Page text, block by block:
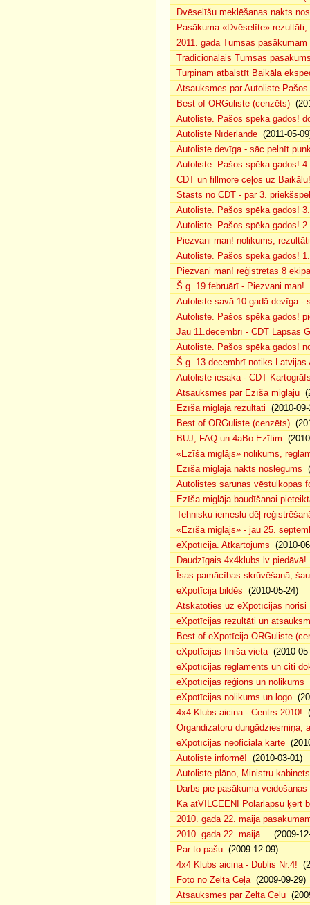
Dvēselīšu meklēšanas nakts
Pasākuma «Dvēselīte»
2011. gada Tumsas
Tradicionālais Tumsas
Turpinam atbalstīt Baikāla
Atsauksmes par
Best of ORGuliste (cenzēts)
Autoliste. Pašos spēka gados!
Autoliste Nīderlandē (2011-05-
Autoliste devīga - sāc pelnīt
Autoliste. Pašos spēka gados!
CDT un fillmore ceļos uz Baikālu!
Stāsts no CDT - par 3.
Autoliste. Pašos spēka gados!
Autoliste. Pašos spēka gados!
Piezvani man! nolikums,
Autoliste. Pašos spēka gados!
Piezvani man! reģistrētas 8
Š.g. 19.februārī - Piezvani man!
Autoliste savā 10.gadā devīga -
Autoliste. Pašos spēka gados!
Jau 11.decembrī - CDT Lapsas
Autoliste. Pašos spēka gados!
Š.g. 13.decembrī notiks Latvijas
Autoliste iesaka - CDT
Atsauksmes par Ezīša miglāju
Ezīša miglāja rezultāti (2010-
Best of ORGuliste (cenzēts)
BUJ, FAQ un 4aBo Ezītim
«Ezīša miglājs» nolikums,
Ezīša miglāja nakts noslēgums
Autolistes sarunas vēstuļkopas
Ezīša miglāja baudīšanai
Tehnisku iemeslu dēļ
«Ezīša miglājs» - jau 25.
eXpotīcija. Atkārtojums (2010-
Daudzīgais 4x4klubs.lv piedāvā!
Īsas pamācības skrūvēšanā,
eXpotīcija bildēs (2010-05-24)
Atskatoties uz eXpotīcijas norisi
eXpotīcijas rezultāti un
Best of eXpotīcija ORGuliste
eXpotīcijas finiša vieta(2010-
eXpotīcijas reglaments un citi
eXpotīcijas reģions un nolikums
eXpotīcijas nolikums un logo
4x4 Klubs aicina - Centrs 2010!
Organdizatoru dungādziesmiņa,
eXpotīcijas neoficiālā karte
Autoliste informē! (2010-03-01)
Autoliste plāno, Ministru
Darbs pie pasākuma
Kā atVILCEENI Polārlapsu ķert
2010. gada 22. maija
2010. gada 22. maijā... (2009-
Par to pašu (2009-12-09)
4x4 Klubs aicina - Dublis Nr.4!
Foto no Zelta Ceļa(2009-09-29)
Atsauksmes par Zelta Ceļu